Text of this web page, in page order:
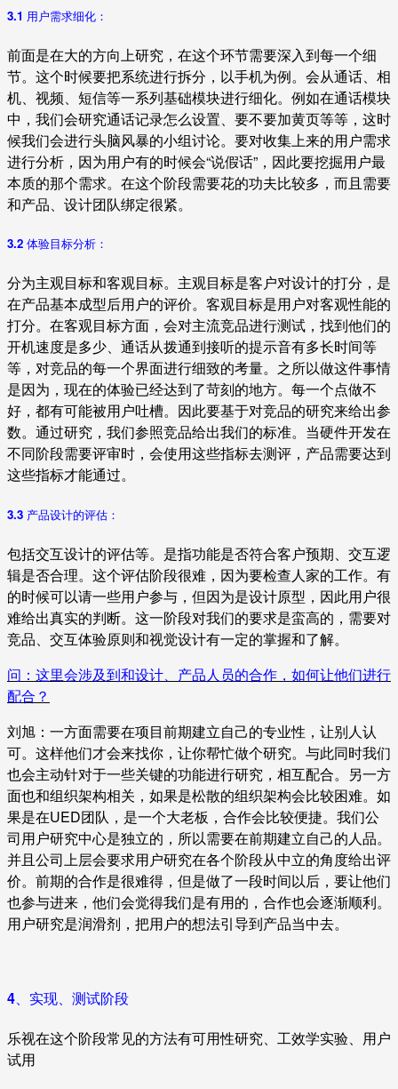
3.1 用户需求细化：
前面是在大的方向上研究，在这个环节需要深入到每一个细
节。这个时候要把系统进行拆分，以手机为例。会从通话、相
机、视频、短信等一系列基础模块进行细化。例如在通话模块
中，我们会研究通话记录怎么设置、要不要加黄页等等，这时
候我们会进行头脑风暴的小组讨论。要对收集上来的用户需求
进行分析，因为用户有的时候会“说假话”，因此要挖掘用户最
本质的那个需求。在这个阶段需要花的功夫比较多，而且需要
和产品、设计团队绑定很紧。
3.2 体验目标分析：
分为主观目标和客观目标。主观目标是客户对设计的打分，是
在产品基本成型后用户的评价。客观目标是用户对客观性能的
打分。在客观目标方面，会对主流竞品进行测试，找到他们的
开机速度是多少、通话从拨通到接听的提示音有多长时间等
等，对竞品的每一个界面进行细致的考量。之所以做这件事情
是因为，现在的体验已经达到了苛刻的地方。每一个点做不
好，都有可能被用户吐槽。因此要基于对竞品的研究来给出参
数。通过研究，我们参照竞品给出我们的标准。当硬件开发在
不同阶段需要评审时，会使用这些指标去测评，产品需要达到
这些指标才能通过。
3.3 产品设计的评估：
包括交互设计的评估等。是指功能是否符合客户预期、交互逻
辑是否合理。这个评估阶段很难，因为要检查人家的工作。有
的时候可以请一些用户参与，但因为是设计原型，因此用户很
难给出真实的判断。这一阶段对我们的要求是蛮高的，需要对
竞品、交互体验原则和视觉设计有一定的掌握和了解。
问：这里会涉及到和设计、产品人员的合作，如何让他们进行
配合？
刘旭：一方面需要在项目前期建立自己的专业性，让别人认
可。这样他们才会来找你，让你帮忙做个研究。与此同时我们
也会主动针对于一些关键的功能进行研究，相互配合。另一方
面也和组织架构相关，如果是松散的组织架构会比较困难。如
果是在UED团队，是一个大老板，合作会比较便捷。我们公
司用户研究中心是独立的，所以需要在前期建立自己的人品。
并且公司上层会要求用户研究在各个阶段从中立的角度给出评
价。前期的合作是很难得，但是做了一段时间以后，要让他们
也参与进来，他们会觉得我们是有用的，合作也会逐渐顺利。
用户研究是润滑剂，把用户的想法引导到产品当中去。
4、实现、测试阶段
乐视在这个阶段常见的方法有可用性研究、工效学实验、用户
试用